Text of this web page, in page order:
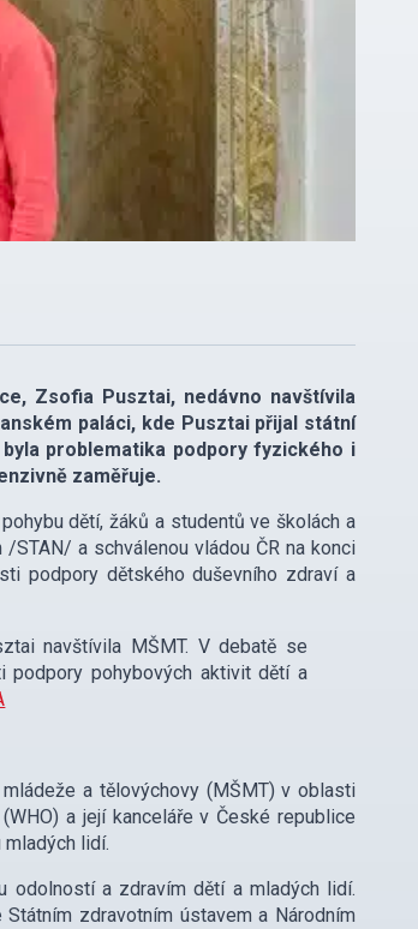
Zsofia Pusztai, nedávno navštívila
paláci, kde Pusztai přijal státní
problematika podpory fyzického i
zaměřuje.
dětí, žáků a studentů ve školách a
a schválenou vládou ČR na konci
podpory dětského duševního zdraví a
navštívila MŠMT. V debatě se
podpory pohybových aktivit dětí a
a tělovýchovy (MŠMT) v oblasti
a její kanceláře v České republice
lidí.
odolností a zdravím dětí a mladých lidí.
zdravotním ústavem a Národním